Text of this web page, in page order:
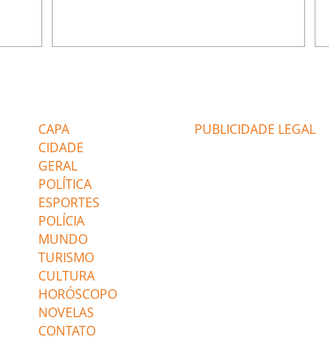
de
termina o relacionamento dos dois.
CAPA
CIDADE
GERAL
POLÍTICA
ESPORTES
POLÍCIA
MUNDO
TURISMO
CULTURA
HORÓSCOPO
NOVELAS
CONTATO
PUBLICIDADE LEGAL